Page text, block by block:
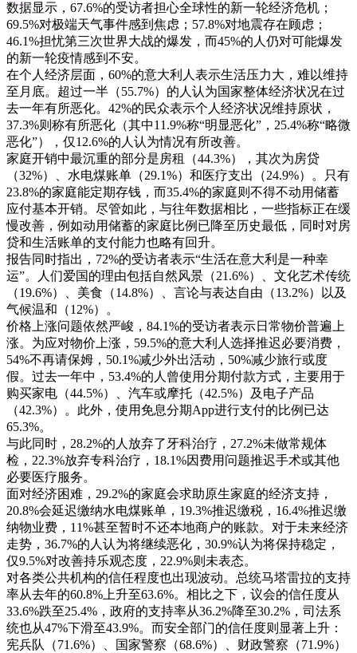
数据显示，67.6%的受访者担心全球性的新一轮经济危机；
69.5%对极端天气事件感到焦虑；57.8%对地震存在顾虑；
46.1%担忧第三次世界大战的爆发，而45%的人仍对可能爆发
的新一轮疫情感到不安。
在个人经济层面，60%的意大利人表示生活压力大，难以维持
至月底。超过一半（55.7%）的人认为国家整体经济状况在过
去一年有所恶化。42%的民众表示个人经济状况维持原状，
37.3%则称有所恶化（其中11.9%称“明显恶化”，25.4%称“略微
恶化”），仅12.6%的人认为情况有所改善。
家庭开销中最沉重的部分是房租（44.3%），其次为房贷
（32%）、水电煤账单（29.1%）和医疗支出（24.9%）。只有
23.8%的家庭能定期存钱，而35.4%的家庭则不得不动用储蓄
应付基本开销。尽管如此，与往年数据相比，一些指标正在缓
慢改善，例如动用储蓄的家庭比例已降至历史最低，同时对房
贷和生活账单的支付能力也略有回升。
报告同时指出，72%的受访者表示“生活在意大利是一种幸
运”。人们爱国的理由包括自然风景（21.6%）、文化艺术传统
（19.6%）、美食（14.8%）、言论与表达自由（13.2%）以及
气候温和（12%）。
价格上涨问题依然严峻，84.1%的受访者表示日常物价普遍上
涨。为应对物价上涨，59.5%的意大利人选择推迟必要消费，
54%不再请保姆，50.1%减少外出活动，50%减少旅行或度
假。过去一年中，53.4%的人曾使用分期付款方式，主要用于
购买家电（44.5%）、汽车或摩托（42.5%）及电子产品
（42.3%）。此外，使用免息分期App进行支付的比例已达
65.3%。
与此同时，28.2%的人放弃了牙科治疗，27.2%未做常规体
检，22.3%放弃专科治疗，18.1%因费用问题推迟手术或其他
必要医疗服务。
面对经济困难，29.2%的家庭会求助原生家庭的经济支持，
20.8%会延迟缴纳水电煤账单，19.3%推迟缴税，16.4%推迟缴
纳物业费，11%甚至暂时不还本地商户的账款。对于未来经济
走势，36.7%的人认为将继续恶化，30.9%认为将保持稳定，
仅9.5%对改善持乐观态度，22.9%则未表态。
对各类公共机构的信任程度也出现波动。总统马塔雷拉的支持
率从去年的60.8%上升至63.6%。相比之下，议会的信任度从
33.6%跌至25.4%，政府的支持率从36.2%降至30.2%，司法系
统也从47%下滑至43.9%。而安全部门的信任度则显著上升：
宪兵队（71.6%）、国家警察（68.6%）、财政警察（71.9%）